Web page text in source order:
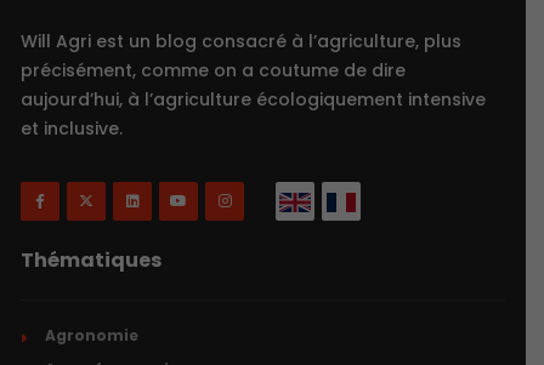
Will Agri est un blog consacré à l’agriculture, plus
précisément, comme on a coutume de dire
aujourd’hui, à l’agriculture écologiquement intensive
et inclusive.
Thématiques
Agronomie